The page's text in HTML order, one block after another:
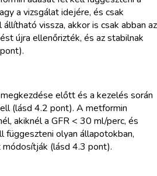
a vizsgálat idejére, és csak
vissza, akkor is csak abban az
újra ellenőrizték, és az stabilnak
előtt és a kezelés során
(lásd 4.2 pont). A metformin
akiknél a GFR < 30 ml/perc, és
olyan állapotokban,
(lásd 4.3 pont).